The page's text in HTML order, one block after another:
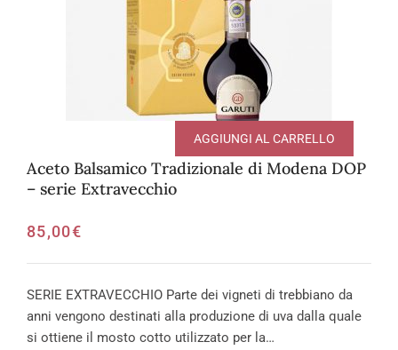
Aceto Balsamico Tradizionale di Modena DOP
– serie Extravecchio
85,00€
AGGIUNGI AL CARRELLO
SERIE EXTRAVECCHIO Parte dei vigneti di trebbiano da
anni vengono destinati alla produzione di uva dalla quale
si ottiene il mosto cotto utilizzato per la…